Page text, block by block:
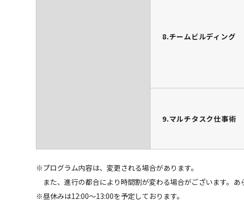
8.チームビルディング
9.マルチタスク仕事術
※プログラム内容は、変更される場合があります。
また、進行の都合により時間割が変わる場合がございます。あ
※昼休みは12:00～13:00を予定しております。